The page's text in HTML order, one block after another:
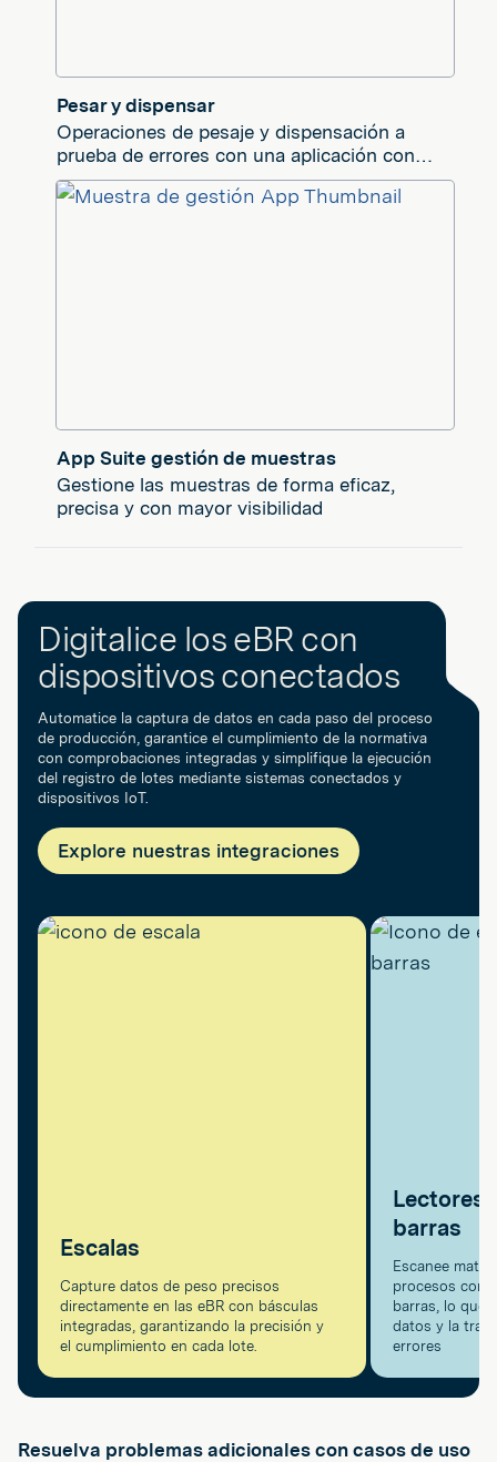
Pesar y dispensar
Operaciones de pesaje y dispensación a
prueba de errores con una aplicación con
plantillas para ayudarle a empezar
rápidamente
App Suite gestión de muestras
Gestione las muestras de forma eficaz,
precisa y con mayor visibilidad
Digitalice los eBR con
dispositivos conectados
Automatice la captura de datos en cada paso del proceso
de producción, garantice el cumplimiento de la normativa
con comprobaciones integradas y simplifique la ejecución
del registro de lotes mediante sistemas conectados y
dispositivos IoT.
Explore nuestras integraciones
Escalas
Capture datos de peso precisos
directamente en las eBR con básculas
integradas, garantizando la precisión y
el cumplimiento en cada lote.
Lectores
barras
Escanee
procesos con
barras, lo que
datos y la
errores
Resuelva problemas adicionales con casos de uso